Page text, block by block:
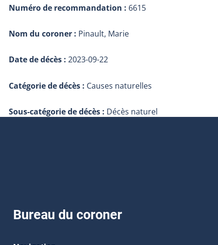
Numéro de recommandation : 6615
Nom du coroner : Pinault, Marie
Date de décès : 2023-09-22
Catégorie de décès : Causes naturelles
Sous-catégorie de décès : Décès naturel
Bureau du coroner